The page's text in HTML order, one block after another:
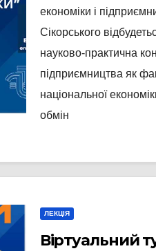
економіки і
Сікорського
науково-практична
підприємництва як
національної
обмін
ЛЕКЦІЯ
Віртуальний